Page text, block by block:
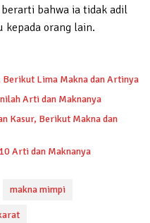
bahwa ia tidak adil
kepada orang lain.
Berikut Lima Makna dan Artinya
Arti dan Maknanya
Kasur, Berikut Makna dan
Arti dan Maknanya
makna mimpi